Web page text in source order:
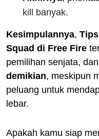
kill banyak.
Kesimpulannya,
Squad di Free Fire
pemilihan senjata,
demikian, meskipun
peluang untuk
lebar.
Apakah kamu siap